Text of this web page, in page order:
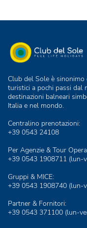
Club del Sole è sinonimo
turistici a pochi passi dal
destinazioni balneari
Italia e nel mondo.
Centralino prenotazioni:
+39 0543 24108
Per Agenzie & Tour
+39 0543 1908711 (lun-
Gruppi & MICE:
+39 0543 1908740 (lun-
Partner & Fornitori:
+39 0543 371100 (lun-